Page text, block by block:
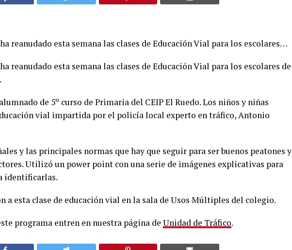
reanudado esta semana las clases de Educación Vial para los escolares…
reanudado esta semana las clases de Educación Vial para los escolares de
de 5º curso de Primaria del CEIP El Ruedo. Los niños y niñas
vial impartida por el policía local experto en tráfico, Antonio
y las principales normas que hay que seguir para ser buenos peatones y
Utilizó un power point con una serie de imágenes explicativas para
identificarlas.
a esta clase de educación vial en la sala de Usos Múltiples del colegio.
programa entren en nuestra página de Unidad de Tráfico.